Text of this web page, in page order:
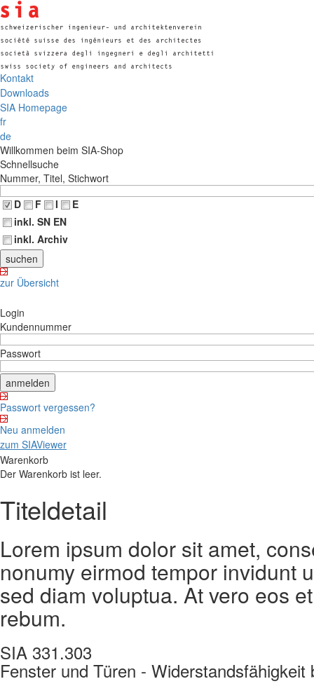
Kontakt
Downloads
SIA Homepage
fr
de
Willkommen beim SIA-Shop
Schnellsuche
Nummer, Titel, Stichwort
D
F I
E
inkl. SN EN
inkl. Archiv
zur Übersicht
Login
Kundennummer
Passwort
Passwort vergessen?
Neu anmelden
zum SIAViewer
Warenkorb
Der Warenkorb ist leer.
Titeldetail
Lorem ipsum dolor sit amet,
nonumy eirmod tempor invidunt
sed diam voluptua. At vero eos
rebum.
SIA 331.303
Fenster und Türen -